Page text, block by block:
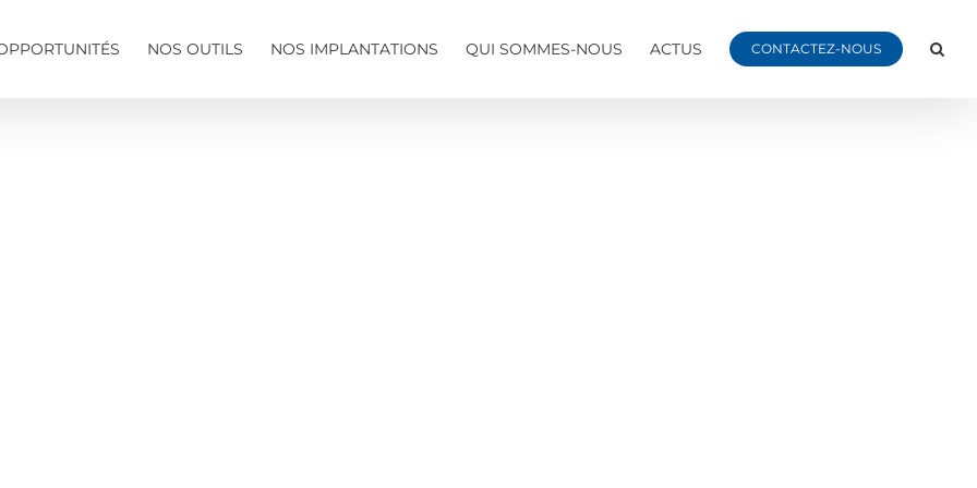
NOS OUTILS NOS IMPLANTATIONS QUI SOMMES-NOUS ACTUS CONTACTEZ-NOUS